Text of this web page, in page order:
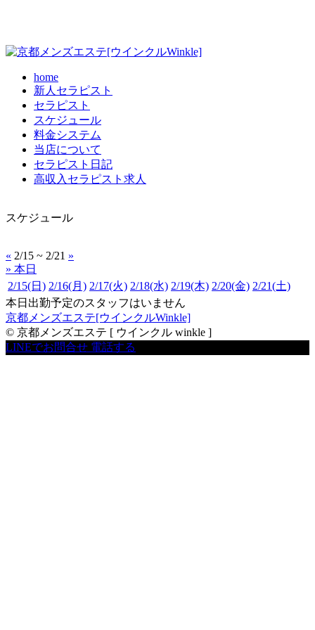
home
新人セラピスト
セラピスト
スケジュール
料金システム
当店について
セラピスト日記
高収入セラピスト求人
スケジュール
« 2/15 ~ 2/21 »
» 本日
2/15(日) 2/16(月) 2/17(火) 2/18(水) 2/19(木) 2/20(金) 2/21(土)
本日出勤予定のスタッフはいません
京都メンズエステ[ウインクルWinkle]
© 京都メンズエステ [ ウインクル winkle ]
LINEでお問合せ 電話する